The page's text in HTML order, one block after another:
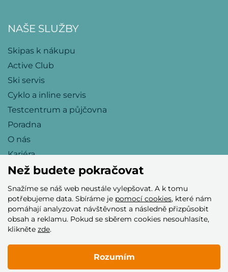
NAŠE SLUŽBY
Skipas k nákupu
Active Club
Ski servis
Cyklo a inline servis
Testcentrum a půjčovna
Poradna
O nás
Kariéra
Přijímáme tyto platební karty
Než budete pokračovat
Snažíme se náš web neustále vylepšovat. A k tomu
potřebujeme data. Sbíráme je pomocí cookies, které nám
pomáhají analyzovat návštěvnost a následně přizpůsobit
obsah a reklamu. Pokud se sběrem cookies nesouhlasíte,
klikněte zde.
Rozumím